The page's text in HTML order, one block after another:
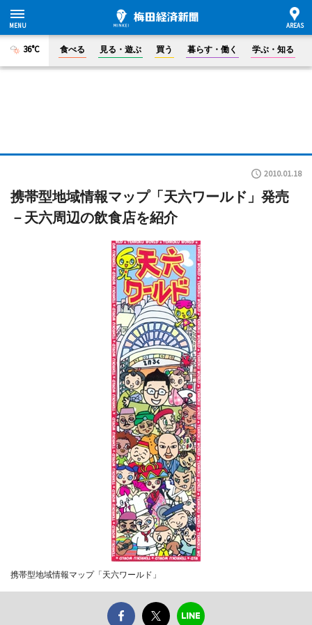
36°C 食べる 見る・遊ぶ 買う 暮らす・働く 学ぶ・知る
2010.01.18
携帯型地域情報マップ「天六ワールド」発売
－天六周辺の飲食店を紹介
携帯型地域情報マップ「天六ワールド」